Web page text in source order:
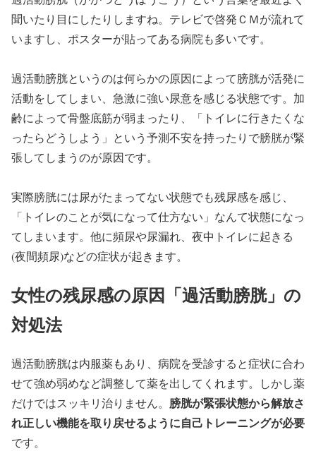
聞いたり目にしたりしますね。テレビで啓発ＣＭが流れて
いますし、ポスターが貼ってある病院も多いです。
過活動膀胱というのは何らかの原因によって膀胱が活発に
活動をしてしまい、急激に強い尿意を感じる状態です。加
齢によって骨盤底筋が弱まったり、「トイレに行きたくな
ったらどうしよう」という予測不安を持ったりで膀胱が緊
張してしまうのが原因です。
実際膀胱には尿がたまってない状態でも残尿感を感じ、
「トイレのことが気になって仕方ない」なんて状態になっ
てしまいます。他に頻尿や尿漏れ、夜中トイレに起きる
(夜間頻尿)などの症状が起きます。
女性の残尿感の原因「過活動膀胱」の
対処法
過活動膀胱は内服薬もあり、病院を受診すると症状に合わ
せて強め弱めなど調整して薬を出してくれます。しかし薬
だけではスッキリ治りません。 膀胱が緊張状態から解放さ
れ正しい機能を取り戻せるように自己トレーニングが必要
です。